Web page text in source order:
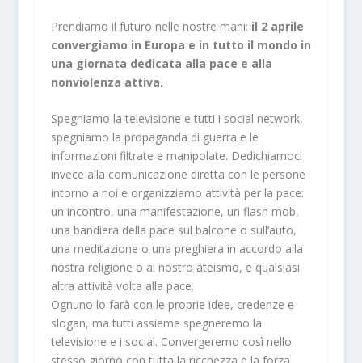
Prendiamo il futuro nelle nostre mani: il 2 aprile
convergiamo in Europa e in tutto il mondo in
una giornata dedicata alla pace e alla
nonviolenza attiva.
Spegniamo la televisione e tutti i social network,
spegniamo la propaganda di guerra e le
informazioni filtrate e manipolate. Dedichiamoci
invece alla comunicazione diretta con le persone
intorno a noi e organizziamo attività per la pace:
un incontro, una manifestazione, un flash mob,
una bandiera della pace sul balcone o sull’auto,
una meditazione o una preghiera in accordo alla
nostra religione o al nostro ateismo, e qualsiasi
altra attività volta alla pace.
Ognuno lo farà con le proprie idee, credenze e
slogan, ma tutti assieme spegneremo la
televisione e i social. Convergeremo così nello